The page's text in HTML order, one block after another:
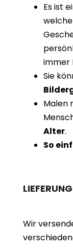
Es ist
immer
Sie
Malen
Alter.
So
LIEFERUNG
Wir